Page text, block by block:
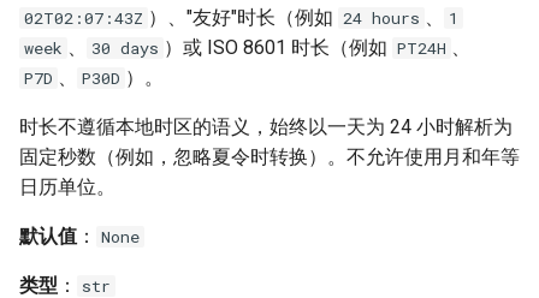
02T02:07:43Z ）、"友好"时长（例如 24 hours 、
1
week 、 30 days ）或 ISO 8601 时长（例如 PT24H 、
P7D 、 P30D ）。
时长不遵循本地时区的语义，始终以一天为 24 小时解析为
固定秒数（例如，忽略夏令时转换）。不允许使用月和年等
日历单位。
默认值 ： None
类型 ： str